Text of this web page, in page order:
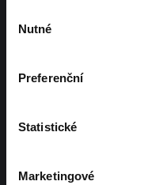
souhlasu
Nutné
Preferenční
Statistické
Marketingové